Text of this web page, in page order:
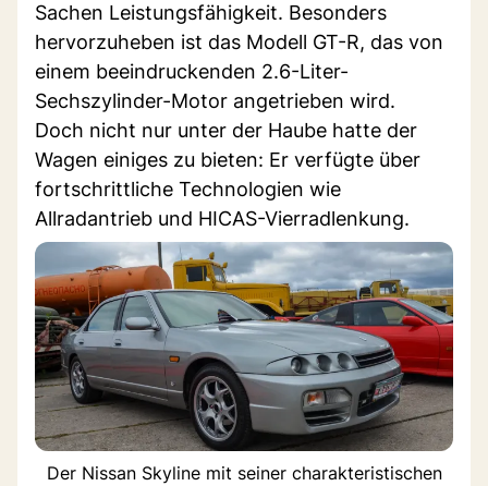
Sachen Leistungsfähigkeit. Besonders
hervorzuheben ist das Modell GT-R, das von
einem beeindruckenden 2.6-Liter-
Sechszylinder-Motor angetrieben wird.
Doch nicht nur unter der Haube hatte der
Wagen einiges zu bieten: Er verfügte über
fortschrittliche Technologien wie
Allradantrieb und HICAS-Vierradlenkung.
Der Nissan Skyline mit seiner charakteristischen